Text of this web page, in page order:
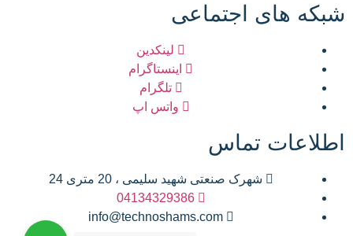
شبکه های اجتماعی
لینکدین
اینستاگرام
تلگرام
واتس اپ
اطلاعات تماس
شهرک صنعتی شهید سلیمی ، 20 متری 24
04134329386
info@technoshams.com